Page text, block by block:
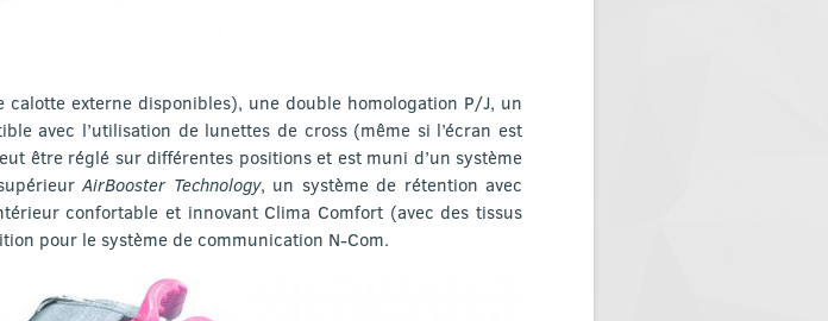
externe disponibles), une double homologation P/J, un
avec l’utilisation de lunettes de cross (même si l’écran est
être réglé sur différentes positions et est muni d’un système
AirBooster Technology, un système de rétention avec
confortable et innovant Clima Comfort (avec des tissus
pour le système de communication N-Com.